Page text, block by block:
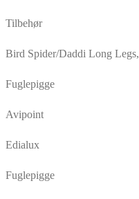
Tilbehør
Bird Spider/Daddi Long Legs,
Fuglepigge
Avipoint
Edialux
Fuglepigge